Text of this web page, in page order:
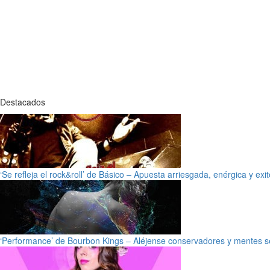
Destacados
‘Se refleja el rock&roll’ de Básico – Apuesta arriesgada, enérgica y
‘Performance’ de Bourbon Kings – Aléjense conservadores y mentes